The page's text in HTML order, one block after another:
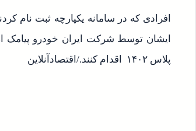
ایشان توسط شرکت ایران خودرو پیامک
پلاس ۱۴۰۲ اقدام کنند./اقتصادآنلاین